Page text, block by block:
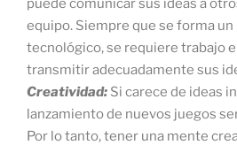
puede comunicar sus ideas a
equipo. Siempre que se forma
tecnológico, se requiere trabajo
transmitir adecuadamente sus
Creatividad: Si carece de ideas
lanzamiento de nuevos juegos
Por lo tanto, tener una mente